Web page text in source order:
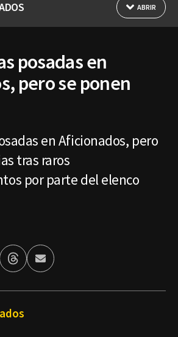
ABRIR
posadas en
pero se ponen
en Aficionados, pero
tras raros
por parte del elenco
ThreadsEnviar
por